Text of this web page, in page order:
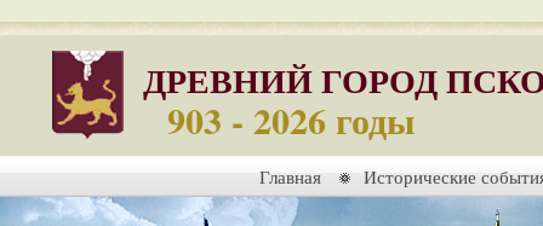
ДРЕВНИЙ ГОРОД
903 - 2026 годы
Главная Исторические